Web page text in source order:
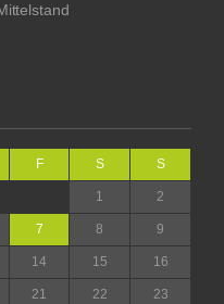
F S S
1 2
7 8 9
14 15 16
21 22 23